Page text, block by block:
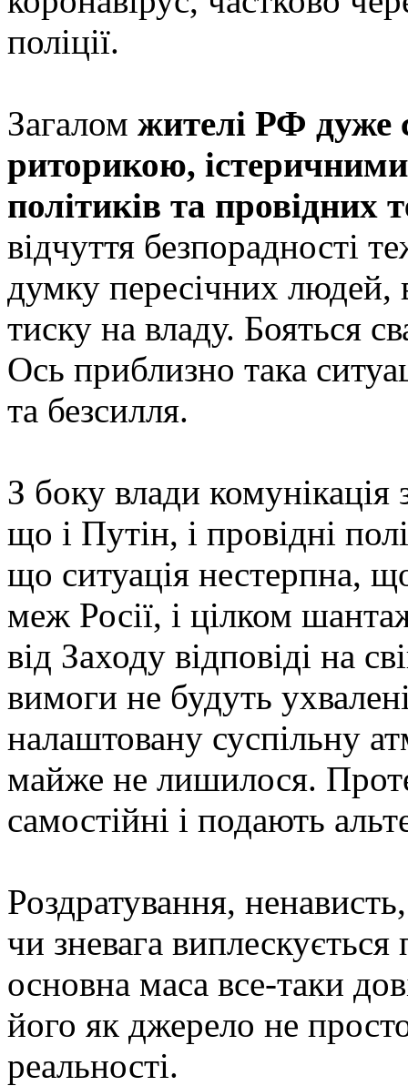
поліції.
Загалом жителі РФ дуже
риторикою,
політиків та
відчуття безпорадності
думку пересічних людей,
тиску на владу. Бояться
Ось приблизно така
та безсилля.
З боку влади
що і Путін, і провідні
що ситуація нестерпна,
меж Росії, і цілком
від Заходу відповіді на
вимоги не будуть
налаштовану суспільну
майже не лишилося.
самостійні і подають
Роздратування,
чи зневага
основна маса все-таки
його як джерело не
реальності.